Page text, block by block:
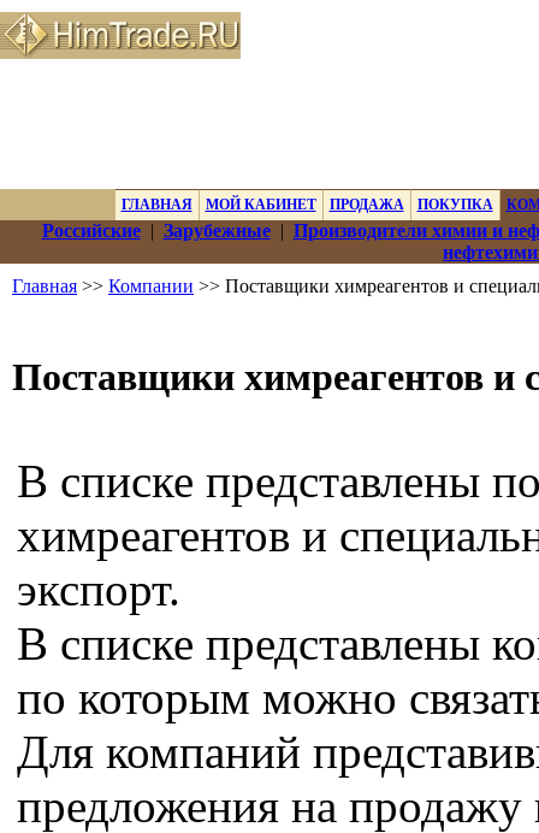
ГЛАВНАЯ МОЙ КАБИНЕТ ПРОДАЖА ПОКУПКА
Российские| Зарубежные| Производители химии и
Главная >> Компании >> Поставщики химреагентов и
Поставщики химреагентов и
В списке представлены
химреагентов и
экспорт.
В списке представлены
по которым можно
Для компаний
предложения на продажу